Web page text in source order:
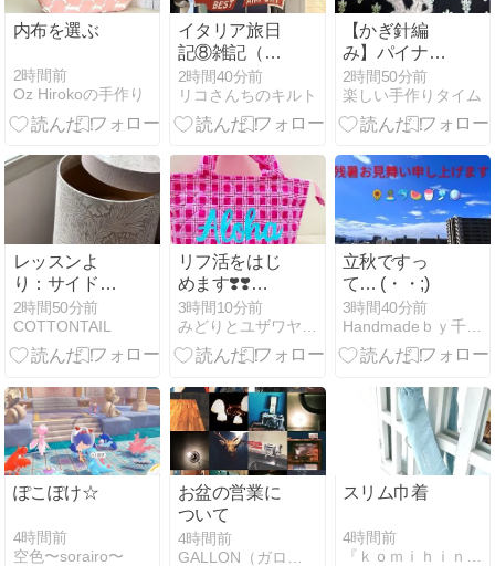
内布を選ぶ
2時間前
Oz Hirokoの手作り
イタリア旅日
記⑧雑記（食
事・スーパ
ー・空港）
2時間40分前
リコさんちのキルト
【かぎ針編
み】パイナッ
プル模様が編
みたい！
2時間50分前
楽しい手作りタイム
レッスンよ
り：サイドテ
ーブルダスト
ボックス
2時間50分前
COTTONTAIL
リフ活をはじ
めます❣️❣️
Instagram
3時間10分前
立秋ですっ
て… (・・;)
3時間40分前
Handmadeｂｙ千賀ちゃん
ぽこぽけ☆
4時間前
空色〜sorairo〜
お盆の営業に
ついて
4時間前
スリム巾着
4時間前